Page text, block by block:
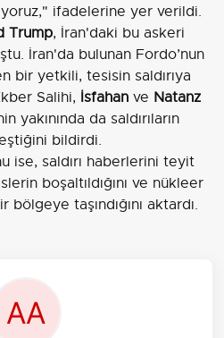
ifadelerine yer verildi.
Trump, İran'daki bu askeri
İran'da bulunan Fordo’nun
bir yetkili, tesisin saldırıya
Salihi, İsfahanve Natanz
yakınında da saldırıların
bildirdi.
ise, saldırı haberlerini teyit
boşaltıldığını ve nükleer
taşındığını aktardı.